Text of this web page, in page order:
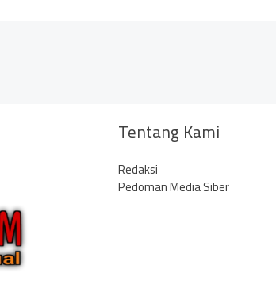
Tentang Kami
Redaksi
Pedoman Media Siber